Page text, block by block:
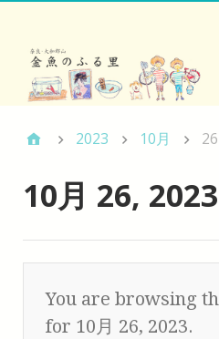
2023 10月 26
10月 26, 2023
You are browsing
for 10月 26, 2023.